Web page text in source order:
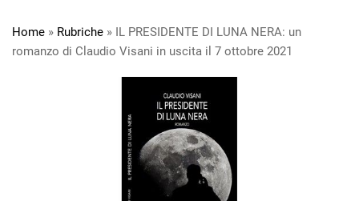
Home » Rubriche » IL PRESIDENTE DI LUNA NERA: un
romanzo di Claudio Visani in uscita il 7 ottobre 2021